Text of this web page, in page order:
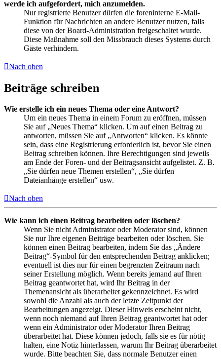
werde ich aufgefordert, mich anzumelden.
Nur registrierte Benutzer dürfen die foreninterne E-Mail-
Funktion für Nachrichten an andere Benutzer nutzen, falls
diese von der Board-Administration freigeschaltet wurde.
Diese Maßnahme soll den Missbrauch dieses Systems durch
Gäste verhindern.
Nach oben
Beiträge schreiben
Wie erstelle ich ein neues Thema oder eine Antwort?
Um ein neues Thema in einem Forum zu eröffnen, müssen
Sie auf „Neues Thema“ klicken. Um auf einen Beitrag zu
antworten, müssen Sie auf „Antworten“ klicken. Es könnte
sein, dass eine Registrierung erforderlich ist, bevor Sie einen
Beitrag schreiben können. Ihre Berechtigungen sind jeweils
am Ende der Foren- und der Beitragsansicht aufgelistet. Z. B.
„Sie dürfen neue Themen erstellen“, „Sie dürfen
Dateianhänge erstellen“ usw.
Nach oben
Wie kann ich einen Beitrag bearbeiten oder löschen?
Wenn Sie nicht Administrator oder Moderator sind, können
Sie nur Ihre eigenen Beiträge bearbeiten oder löschen. Sie
können einen Beitrag bearbeiten, indem Sie das „Ändere
Beitrag“-Symbol für den entsprechenden Beitrag anklicken;
eventuell ist dies nur für einen begrenzten Zeitraum nach
seiner Erstellung möglich. Wenn bereits jemand auf Ihren
Beitrag geantwortet hat, wird Ihr Beitrag in der
Themenansicht als überarbeitet gekennzeichnet. Es wird
sowohl die Anzahl als auch der letzte Zeitpunkt der
Bearbeitungen angezeigt. Dieser Hinweis erscheint nicht,
wenn noch niemand auf Ihren Beitrag geantwortet hat oder
wenn ein Administrator oder Moderator Ihren Beitrag
überarbeitet hat. Diese können jedoch, falls sie es für nötig
halten, eine Notiz hinterlassen, warum Ihr Beitrag überarbeitet
wurde. Bitte beachten Sie, dass normale Benutzer einen